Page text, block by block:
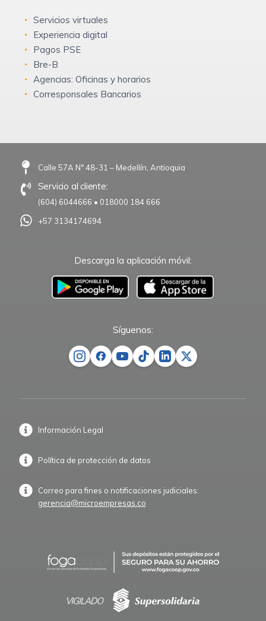
Servicios virtuales
Experiencia digital
Pagos PSE
Bre-B
Agencias: Oficinas y horarios
Corresponsales Bancarios
Calle 57A N° 48-31 – Medellín, Antioquia
Servicio al cliente:
(604) 6044666 • 018000 184 666
+57 3134174694
Descarga la aplicación móvil:
–
Síguenos:
Información Legal
Política de protección de datos
Correo para fines o notificaciones judiciales:
gerencia@microempresas.co